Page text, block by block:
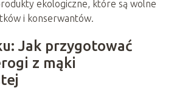
ekologiczne, które są wolne
i konserwantów.
Jak przygotować
z mąki